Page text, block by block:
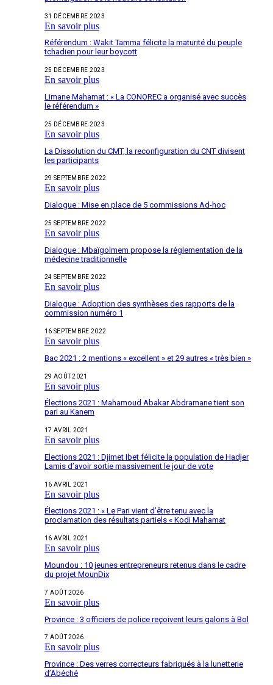
31 DÉCEMBRE 2023
En savoir plus
Référendum : Wakit Tamma félicite la maturité du peuple
tchadien pour leur boycott
25 DÉCEMBRE 2023
En savoir plus
Limane Mahamat : « La CONOREC a organisé avec succès
le référendum »
25 DÉCEMBRE 2023
En savoir plus
La Dissolution du CMT, la reconfiguration du CNT divisent
les participants
29 SEPTEMBRE 2022
En savoir plus
Dialogue : Mise en place de 5 commissions Ad-hoc
25 SEPTEMBRE 2022
En savoir plus
Dialogue : Mbaïgolmem propose la réglementation de la
médecine traditionnelle
24 SEPTEMBRE 2022
En savoir plus
Dialogue : Adoption des synthèses des rapports de la
commission numéro 1
16 SEPTEMBRE 2022
En savoir plus
Bac 2021 : 2 mentions « excellent » et 29 autres « très bien »
29 AOÛT 2021
En savoir plus
Élections 2021 : Mahamoud Abakar Abdramane tient son
pari au Kanem
17 AVRIL 2021
En savoir plus
Elections 2021 : Djimet Ibet félicite la population de Hadjer
Lamis d’avoir sortie massivement le jour de vote
16 AVRIL 2021
En savoir plus
Élections 2021 : « Le Pari vient d’être tenu avec la
proclamation des résultats partiels « Kodi Mahamat
16 AVRIL 2021
En savoir plus
Moundou : 10 jeunes entrepreneurs retenus dans le cadre
du projet MounDix
7 AOÛT 2026
En savoir plus
Province : 3 officiers de police reçoivent leurs galons à Bol
7 AOÛT 2026
En savoir plus
Province : Des verres correcteurs fabriqués à la lunetterie
d’Abéché